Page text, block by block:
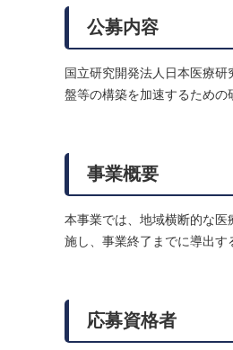
公募内容
国立研究開発法人日本医療
盤等の構築を加速するための
事業概要
本事業では、地域横断的な
施し、事業終了までに導出す
応募資格者